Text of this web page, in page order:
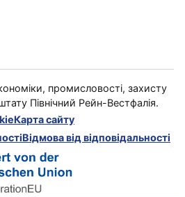
промисловості, захисту
Північний Рейн-Вестфалія.
Карта сайту
Відмова від відповідальності